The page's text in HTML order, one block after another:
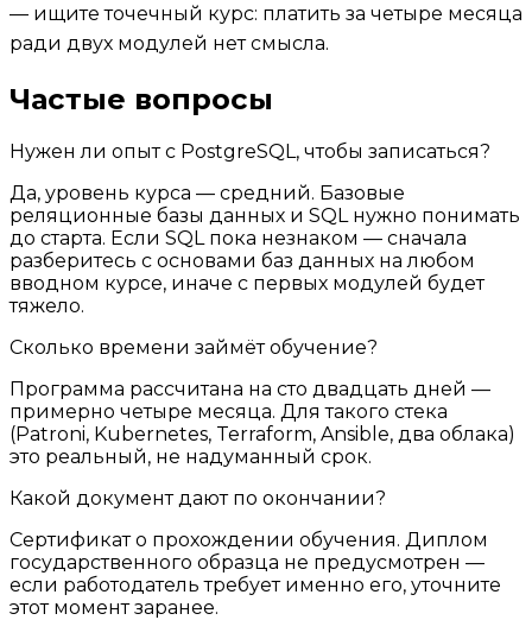
— ищите точечный курс: платить за четыре месяца
ради двух модулей нет смысла.
Частые вопросы
Нужен ли опыт с PostgreSQL, чтобы записаться?
Да, уровень курса — средний. Базовые
реляционные базы данных и SQL нужно понимать
до старта. Если SQL пока незнаком — сначала
разберитесь с основами баз данных на любом
вводном курсе, иначе с первых модулей будет
тяжело.
Сколько времени займёт обучение?
Программа рассчитана на сто двадцать дней —
примерно четыре месяца. Для такого стека
(Patroni, Kubernetes, Terraform, Ansible, два облака)
это реальный, не надуманный срок.
Какой документ дают по окончании?
Сертификат о прохождении обучения. Диплом
государственного образца не предусмотрен —
если работодатель требует именно его, уточните
этот момент заранее.